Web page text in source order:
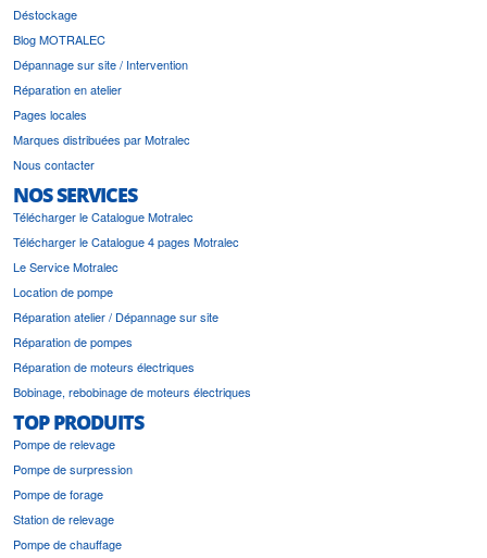
Déstockage
Blog MOTRALEC
Dépannage sur site / Intervention
Réparation en atelier
Pages locales
Marques distribuées par Motralec
Nous contacter
NOS SERVICES
Télécharger le Catalogue Motralec
Télécharger le Catalogue 4 pages Motralec
Le Service Motralec
Location de pompe
Réparation atelier / Dépannage sur site
Réparation de pompes
Réparation de moteurs électriques
Bobinage, rebobinage de moteurs électriques
TOP PRODUITS
Pompe de relevage
Pompe de surpression
Pompe de forage
Station de relevage
Pompe de chauffage